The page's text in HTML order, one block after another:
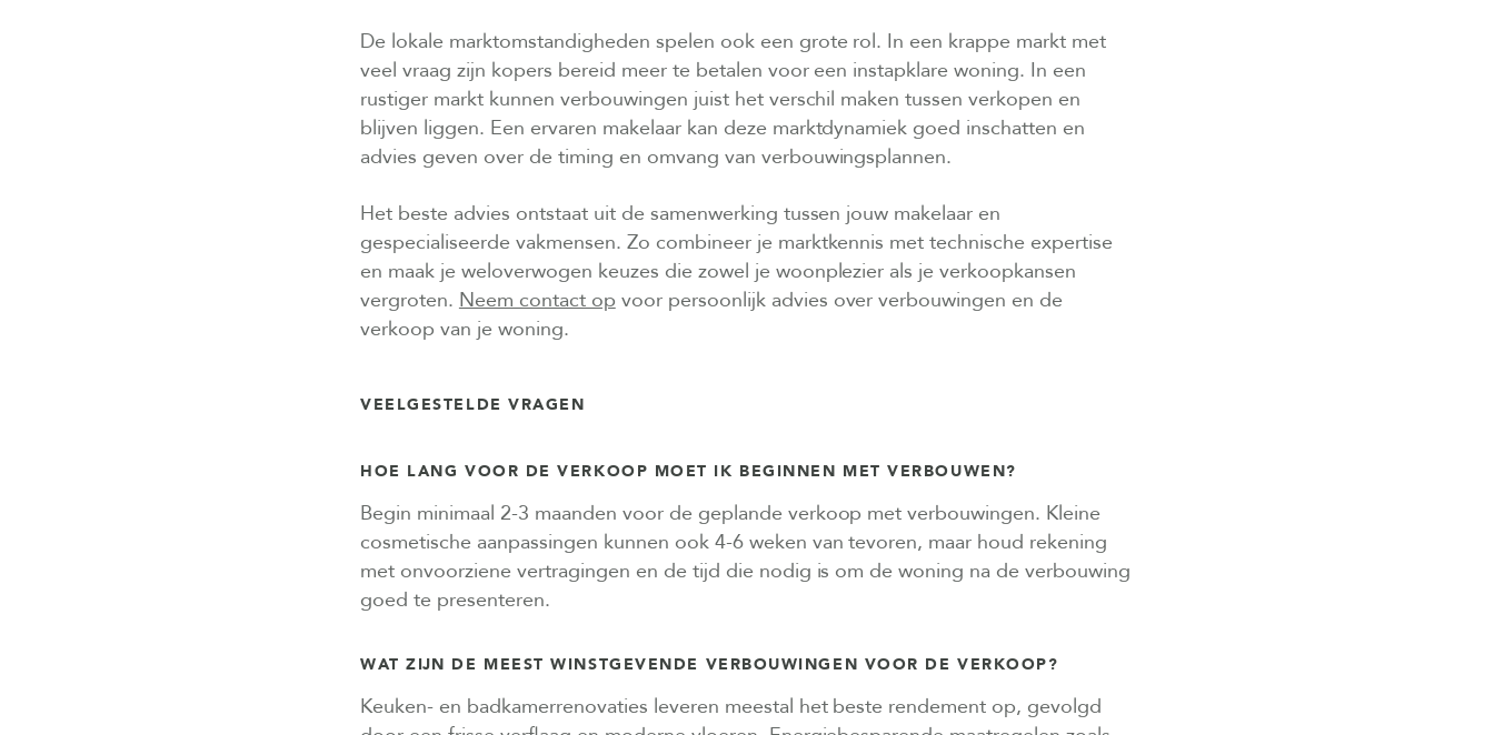
De lokale marktomstandigheden spelen ook een grote rol. In een krappe markt met
veel vraag zijn kopers bereid meer te betalen voor een instapklare woning. In een
rustiger markt kunnen verbouwingen juist het verschil maken tussen verkopen en
blijven liggen. Een ervaren makelaar kan deze marktdynamiek goed inschatten en
advies geven over de timing en omvang van verbouwingsplannen.
Het beste advies ontstaat uit de samenwerking tussen jouw makelaar en
gespecialiseerde vakmensen. Zo combineer je marktkennis met technische expertise
en maak je weloverwogen keuzes die zowel je woonplezier als je verkoopkansen
vergroten. Neem contact opvoor persoonlijk advies over verbouwingen en de
verkoop van je woning.
VEELGESTELDE VRAGEN
HOE LANG VOOR DE VERKOOP MOET IK BEGINNEN MET VERBOUWEN?
Begin minimaal 2-3 maanden voor de geplande verkoop met verbouwingen. Kleine
cosmetische aanpassingen kunnen ook 4-6 weken van tevoren, maar houd rekening
met onvoorziene vertragingen en de tijd die nodig is om de woning na de verbouwing
goed te presenteren.
WAT ZIJN DE MEEST WINSTGEVENDE VERBOUWINGEN VOOR DE VERKOOP?
Keuken- en badkamerrenovaties leveren meestal het beste rendement op, gevolgd